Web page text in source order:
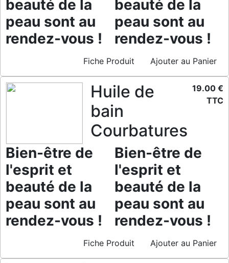
beauté de la
peau sont au
rendez-vous !
beauté de la
peau sont au
rendez-vous !
Fiche Produit Ajouter au Panier
Huile de
bain
Courbatures
Bien-être de
l'esprit et
beauté de la
peau sont au
rendez-vous !
Bien-être de
l'esprit et
beauté de la
peau sont au
rendez-vous !
19.00 €
TTC
Fiche Produit Ajouter au Panier